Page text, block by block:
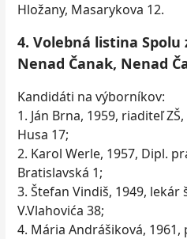
Hložany, Masarykova 12.
4. Volebná listina Spolu
Nenad Čanak, Nenad
Kandidáti na výborníkov:
1. Ján Brna, 1959, riaditeľ
Husa 17;
2. Karol Werle, 1957, Dipl.
Bratislavská 1;
3. Štefan Vindiš, 1949, lekár
V.Vlahovića 38;
4. Mária Andrášiková,